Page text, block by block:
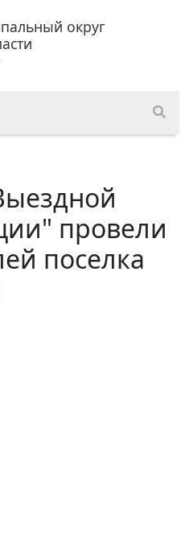
округ
провели
поселка